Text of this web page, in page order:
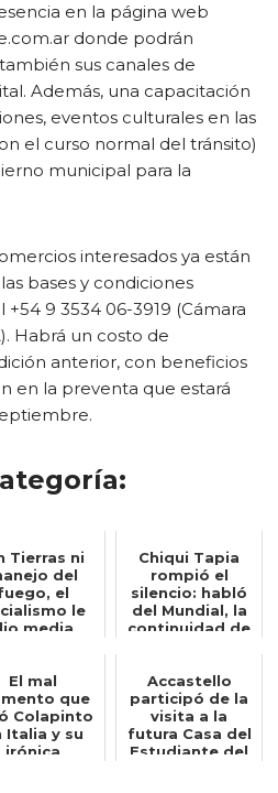
en la página web
donde podrán
sus canales de
Además, una capacitación
eventos culturales en las
el curso normal del tránsito)
municipal para la
interesados ya están
bases y condiciones
9 3534 06-3919 (Cámara
Habrá un costo de
anterior, con beneficios
en la preventa que estará
Tierras ni
del
el
le
media
Chiqui Tapia
rompió el
silencio: habló
del Mundial, la
continuidad de
El mal
que
Colapinto
Italia y su
irónica
Accastello
participó de la
visita a la
futura Casa del
Estudiante del